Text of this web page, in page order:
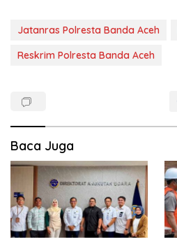
Jatanras Polresta Banda Aceh
Reskrim Polresta Banda Aceh
Baca Juga